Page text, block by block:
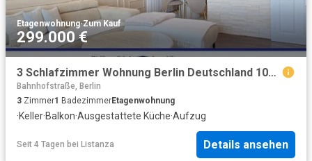
Etagenwohnung·Zum Kauf
299.000 €
3 Schlafzimmer Wohnung Berlin Deutschland 104806189
Bahnhofstraße, Berlin
3 Zimmer1 BadezimmerEtagenwohnung
·Keller·Balkon·Ausgestattete Küche·Aufzug
Seit 4 Tagen bei Listanza Details ansehen